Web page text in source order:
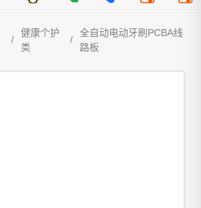
/
健康个护
类
/
全自动电动牙刷PCBA线
路板